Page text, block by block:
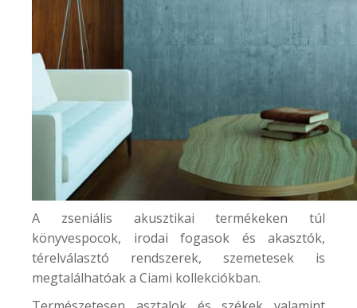
A zseniális akusztikai termékeken túl
könyvespocok, irodai fogasok és akasztók,
térelválasztó rendszerek, szemetesek is
megtalálhatóak a Ciami kollekciókban.